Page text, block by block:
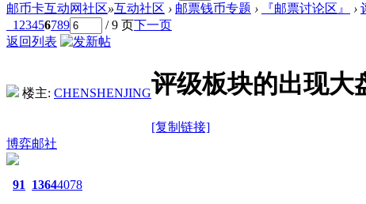
邮币卡互动网社区»互动社区 › 邮票钱币专题 › 『邮票讨论区』 ›
1 23456789 / 9 页下一页
返回列表
楼主: CHENSHENJING评级板块的出现大
[复制链接]
博弈邮社
91 13644078